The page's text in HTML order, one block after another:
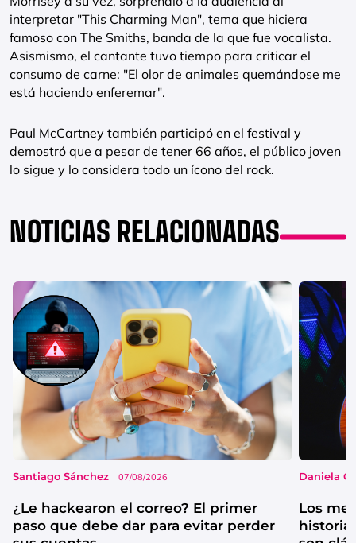
interpretar "This Charming Man", tema que hiciera
famoso con The Smiths, banda de la que fue vocalista.
Asismismo, el cantante tuvo tiempo para criticar el
consumo de carne: "El olor de animales quemándose me
está haciendo enferemar".
Paul McCartney también participó en el festival y
demostró que a pesar de tener 66 años, el público joven
lo sigue y lo considera todo un ícono del rock.
NOTICIAS RELACIONADAS
Santiago Sánchez 07/08/2026
¿Le hackearon el correo? El primer
paso que debe dar para evitar perder
Daniela
Los
historia